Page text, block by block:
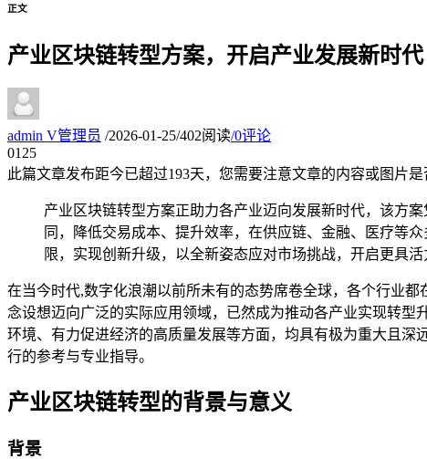
正文
产业区块链转型方案，开启产业发展新时代
admin V管理员 /2026-01-25/402阅读/0评论
01 25
此篇文章发布距今已超过193天，您需要注意文章的内容或图片是
产业区块链转型方案正助力各产业迈向发展新时代，该方案
同，降低交易成本、提升效率，在供应链、金融、医疗等
限，实现创新升级，以全新姿态应对市场挑战，开启更具活
在当今时代,数字化浪潮以前所未有的态势席卷全球，各个行业
念设想迈向广泛的实际应用领域，已然成为推动各产业实现转型
环境、有力促进经济的高质量发展等方面，均具有极为重大且
行的参考与专业指导。
产业区块链转型的背景与意义
背景